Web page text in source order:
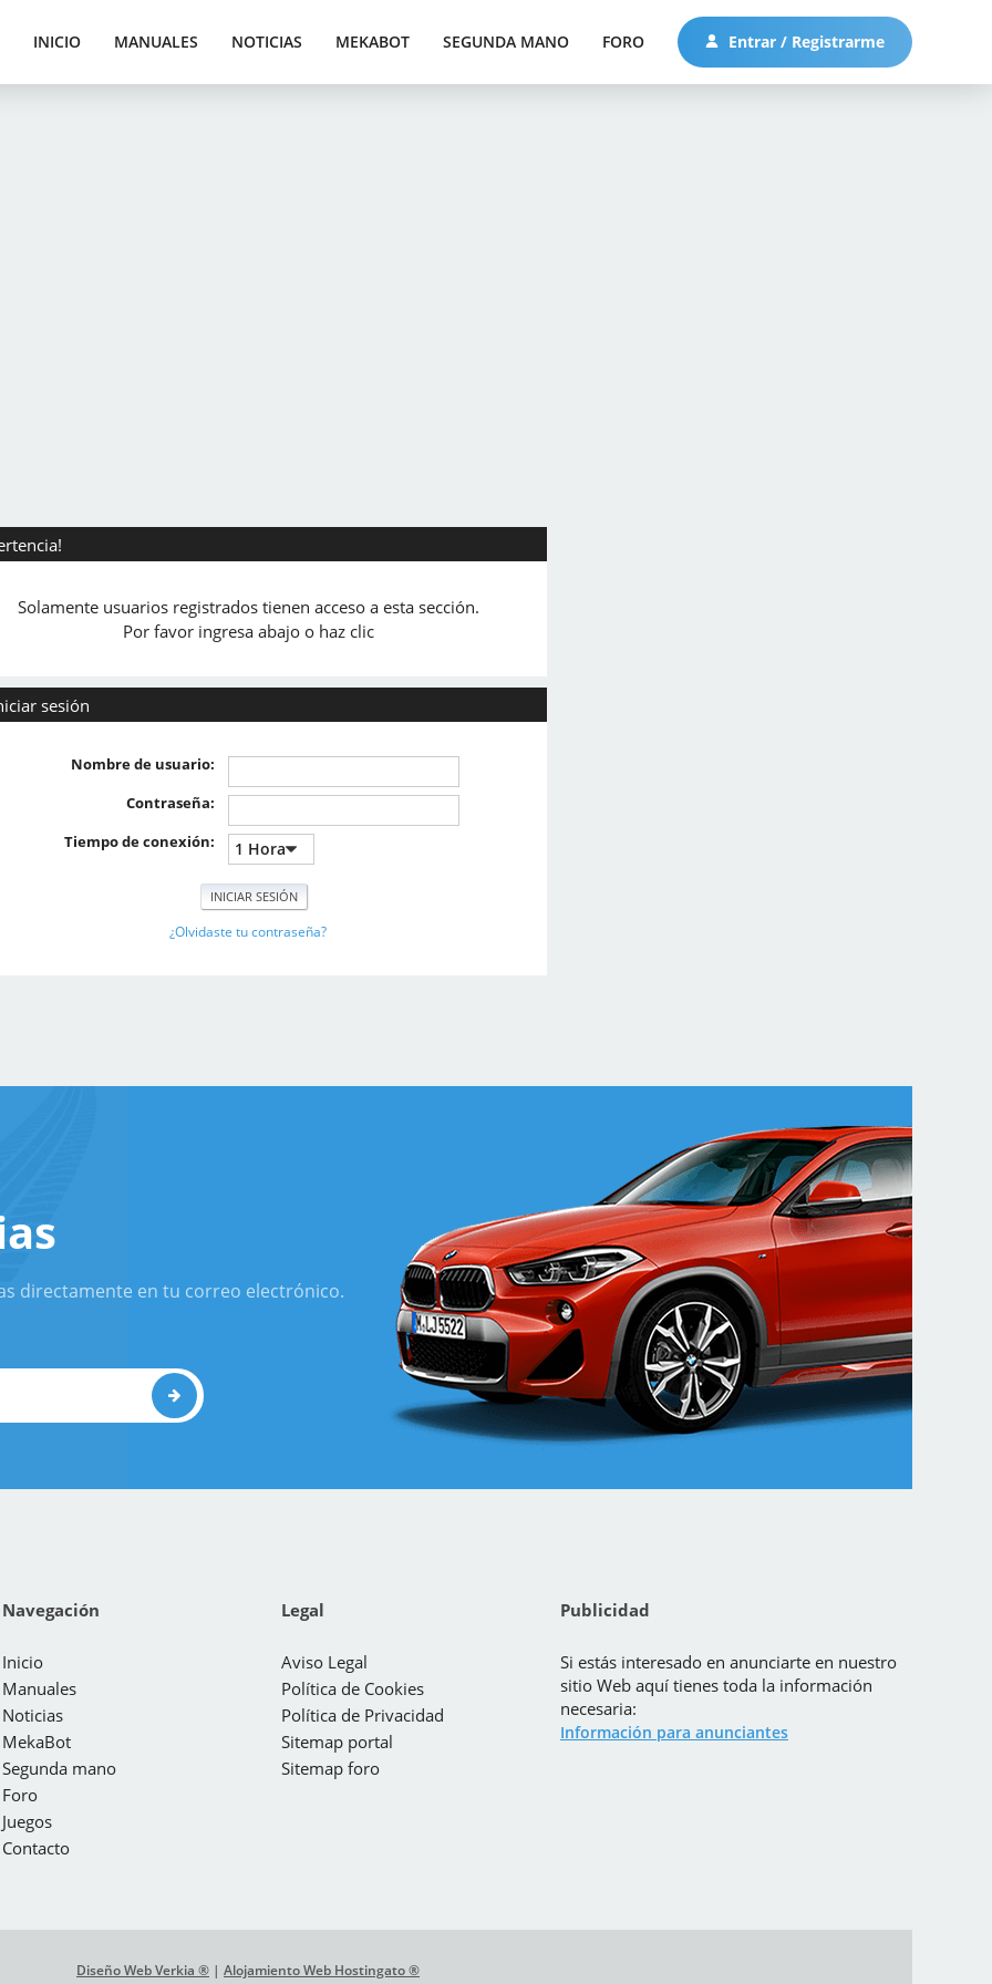
INICIO MANUALES NOTICIAS MEKABOT SEGUNDA MANO FORO Entrar / Registrarme
Solamente usuarios registrados tienen acceso a esta sección.
Por favor ingresa abajo o haz clic
sesión
Nombre de usuario:
Contraseña:
Tiempo de conexión:
¿Olvidaste tu contraseña?
directamente en tu correo electrónico.
Navegación
Inicio
Manuales
Noticias
MekaBot
Segunda mano
Foro
Juegos
Contacto
Legal
Aviso Legal
Política de Cookies
Política de Privacidad
Sitemap portal
Sitemap foro
Publicidad
Si estás interesado en anunciarte en nuestro
sitio Web aquí tienes toda la información
necesaria:
Información para anunciantes
Diseño Web Verkia ® | Alojamiento Web Hostingato ®